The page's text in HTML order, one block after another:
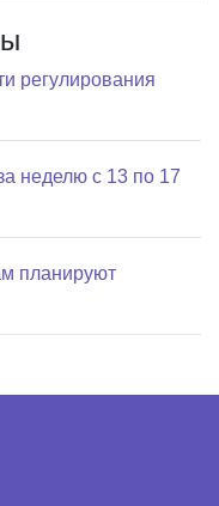
регулирования
неделю с 13 по 17
планируют